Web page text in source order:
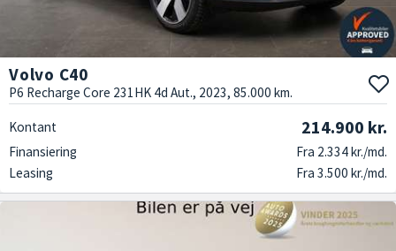
Volvo C40
P6 Recharge Core 231HK 4d Aut., 2023, 85.000 km.
Kontant 214.900 kr.
Finansiering
Fra 2.334 kr./md.
Leasing
Fra 3.500 kr./md.